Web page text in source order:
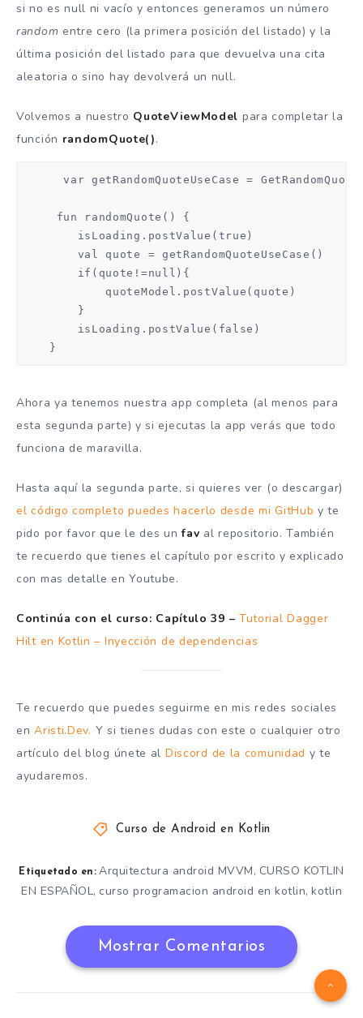
si no es null ni vacío y entonces generamos un número
random entre cero (la primera posición del listado) y la
última posición del listado para que devuelva una cita
aleatoria o sino hay devolverá un null.
Volvemos a nuestro QuoteViewModel para completar la
función randomQuote().
var getRandomQuoteUseCase =
     fun randomQuote() {
        isLoading.postValue(true)
        val quote = getRandomQuoteUseCase()
        if(quote!=null){
            quoteModel.postValue(quote)
        }
        isLoading.postValue(false)
    }
Ahora ya tenemos nuestra app completa (al menos para
esta segunda parte) y si ejecutas la app verás que todo
funciona de maravilla.
Hasta aquí la segunda parte, si quieres ver (o descargar)
el código completo puedes hacerlo desde mi GitHub y te
pido por favor que le des unfav al repositorio. También
te recuerdo que tienes el capítulo por escrito y explicado
con mas detalle en Youtube.
Continúa con el curso: Capítulo 39 – Tutorial Dagger
Hilt en Kotlin – Inyección de dependencias
Te recuerdo que puedes seguirme en mis redes sociales
en Aristi.Dev. Y si tienes dudas con este o cualquier otro
artículo del blog únete al Discord de la comunidad y te
ayudaremos.
Curso de Android en Kotlin
Etiquetado en: Arquitectura android MVVM, CURSO KOTLIN
EN ESPAÑOL, curso programacion android en kotlin, kotlin
Mostrar Comentarios